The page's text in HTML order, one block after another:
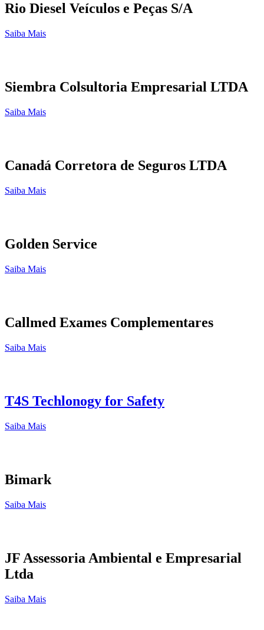
Rio Diesel Veículos e Peças S/A
Saiba Mais
Siembra Colsultoria Empresarial LTDA
Saiba Mais
Canadá Corretora de Seguros LTDA
Saiba Mais
Golden Service
Saiba Mais
Callmed Exames Complementares
Saiba Mais
T4S Techlonogy for Safety
Saiba Mais
Bimark
Saiba Mais
JF Assessoria Ambiental e Empresarial
Ltda
Saiba Mais